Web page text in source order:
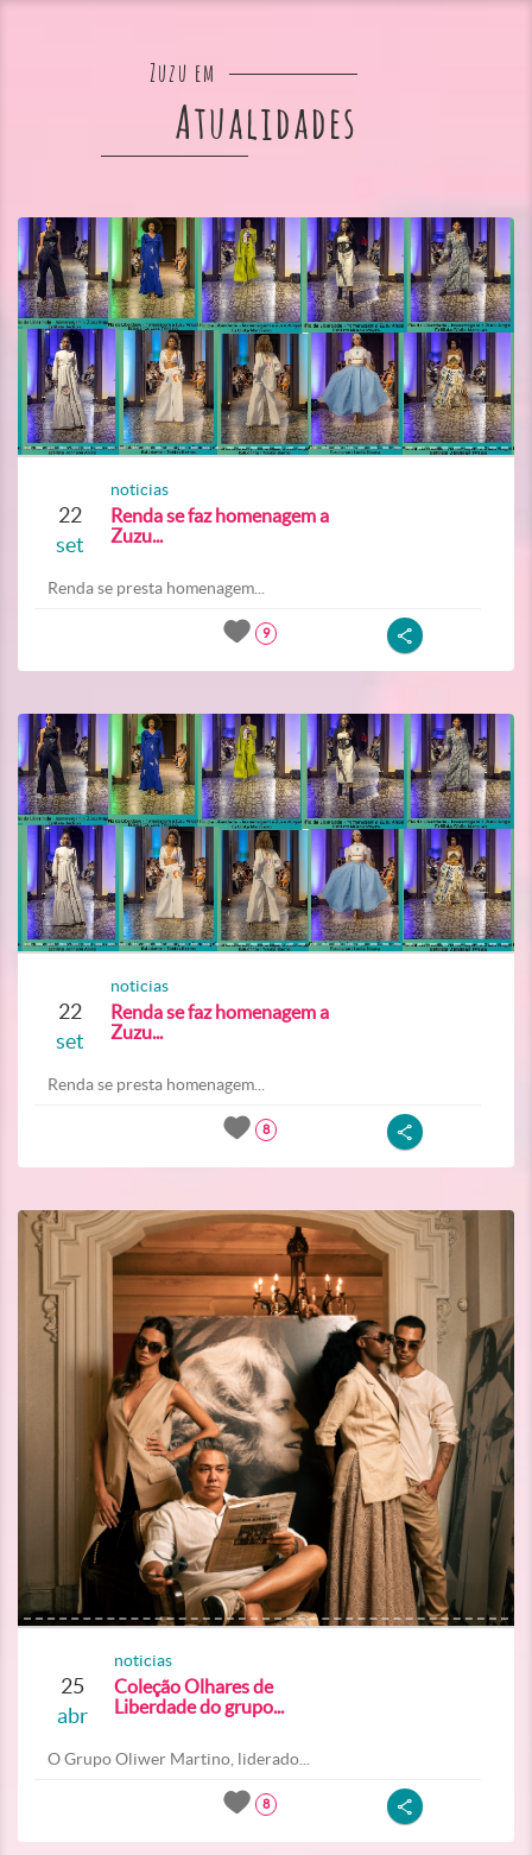
Zuzu em
Atualidades
22
set
noticias
Renda se faz homenagem a
Zuzu...
Renda se presta homenagem...
9
22
set
noticias
Renda se faz homenagem a
Zuzu...
Renda se presta homenagem...
8
25
abr
noticias
Coleção Olhares de
Liberdade do grupo...
O Grupo Oliwer Martino, liderado...
8